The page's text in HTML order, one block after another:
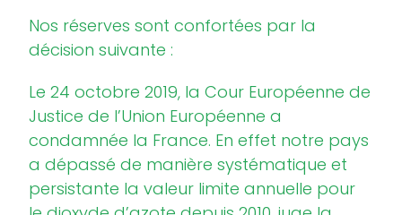
Nos réserves sont confortées par la
décision suivante :
Le 24 octobre 2019, la Cour Européenne de
Justice de l’Union Européenne a
condamnée la France. En effet notre pays
a dépassé de manière systématique et
persistante la valeur limite annuelle pour